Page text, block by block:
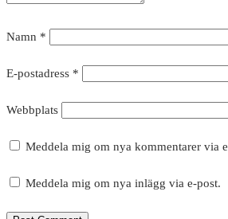
Namn *
E-postadress *
Webbplats
Meddela mig om nya kommentarer via
Meddela mig om nya inlägg via e-post.